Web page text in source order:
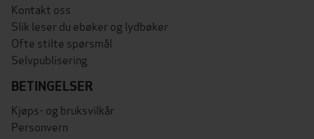
Kontakt oss
Slik leser du ebøker og lydbøker
Ofte stilte spørsmål
Selvpublisering
BETINGELSER
Kjøps- og bruksvilkår
Personvern